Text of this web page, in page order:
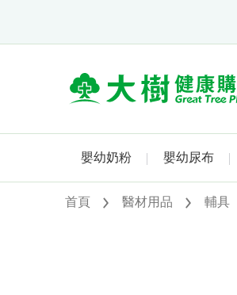
嬰幼奶粉 嬰幼尿布
首頁 醫材用品 輔具